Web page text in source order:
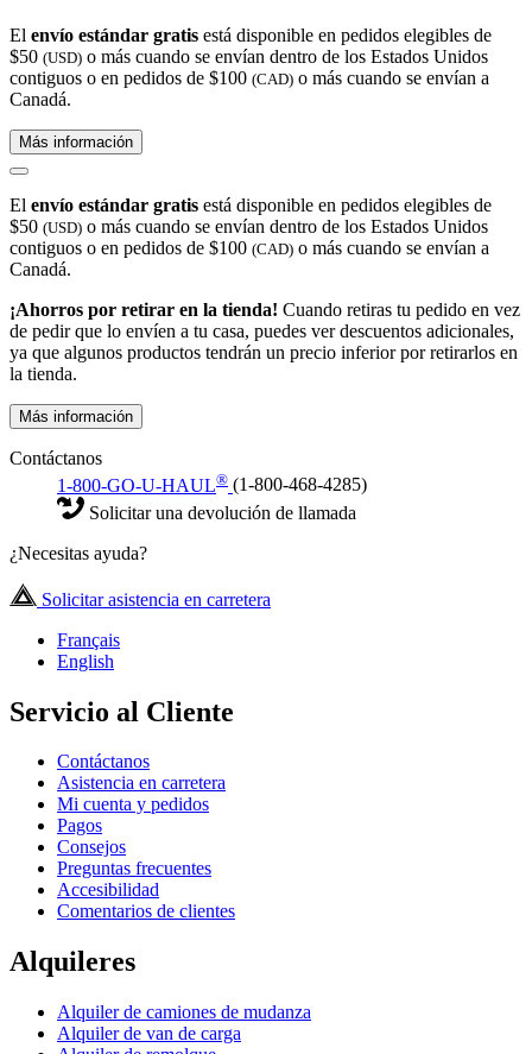
El envío estándar gratis está disponible en pedidos elegibles de
$50 (USD) o más cuando se envían dentro de los Estados Unidos
contiguos o en pedidos de $100 (CAD) o más cuando se envían a
Canadá.
Más información
El envío estándar gratis está disponible en pedidos elegibles de
$50 (USD) o más cuando se envían dentro de los Estados Unidos
contiguos o en pedidos de $100 (CAD) o más cuando se envían a
Canadá.
¡Ahorros por retirar en la tienda! Cuando retiras tu pedido en vez
de pedir que lo envíen a tu casa, puedes ver descuentos adicionales,
ya que algunos productos tendrán un precio inferior por retirarlos en
la tienda.
Más información
Contáctanos
1-800-GO-U-HAUL® (1-800-468-4285)
Solicitar una devolución de llamada
¿Necesitas ayuda?
Solicitar asistencia en carretera
Français
English
Servicio al Cliente
Contáctanos
Asistencia en carretera
Mi cuenta y pedidos
Pagos
Consejos
Preguntas frecuentes
Accesibilidad
Comentarios de clientes
Alquileres
Alquiler de camiones de mudanza
Alquiler de van de carga